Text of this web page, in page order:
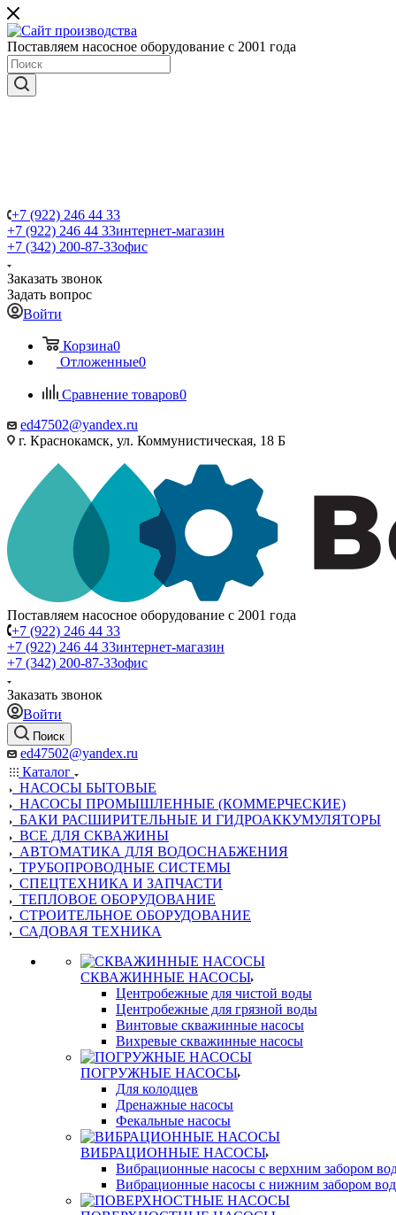
Поставляем насосное оборудование с 2001 года
+7 (922) 246 44 33
+7 (922) 246 44 33интернет-магазин
+7 (342) 200-87-33офис
Заказать звонок
Задать вопрос
Войти
Корзина0
Отложенные0
Сравнение товаров0
ed47502@yandex.ru
г. Краснокамск, ул. Коммунистическая, 18 Б
Поставляем насосное оборудование с 2001 года
+7 (922) 246 44 33
+7 (922) 246 44 33интернет-магазин
+7 (342) 200-87-33офис
Заказать звонок
Войти
Поиск
ed47502@yandex.ru
Каталог
НАСОСЫ БЫТОВЫЕ
НАСОСЫ ПРОМЫШЛЕННЫЕ (КОММЕРЧЕСКИЕ)
БАКИ РАСШИРИТЕЛЬНЫЕ И ГИДРОАККУМУЛЯТОРЫ
ВСЕ ДЛЯ СКВАЖИНЫ
АВТОМАТИКА ДЛЯ ВОДОСНАБЖЕНИЯ
ТРУБОПРОВОДНЫЕ СИСТЕМЫ
СПЕЦТЕХНИКА И ЗАПЧАСТИ
ТЕПЛОВОЕ ОБОРУДОВАНИЕ
СТРОИТЕЛЬНОЕ ОБОРУДОВАНИЕ
САДОВАЯ ТЕХНИКА
СКВАЖИННЫЕ НАСОСЫ
Центробежные для чистой воды
Центробежные для грязной воды
Винтовые скважинные насосы
Вихревые скважинные насосы
ПОГРУЖНЫЕ НАСОСЫ
Для колодцев
Дренажные насосы
Фекальные насосы
ВИБРАЦИОННЫЕ НАСОСЫ
Вибрационные насосы с верхним забором
Вибрационные насосы с нижним забором